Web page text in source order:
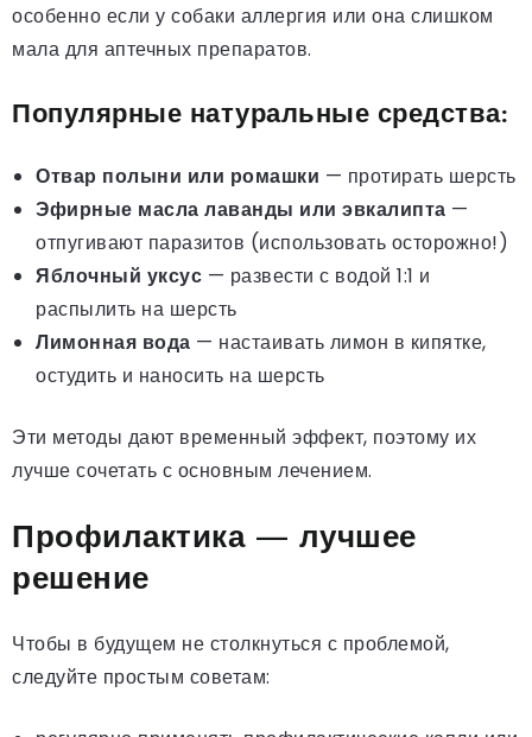
особенно если у собаки аллергия или она слишком
мала для аптечных препаратов.
Популярные натуральные средства:
Отвар полыни или ромашки — протирать шерсть
Эфирные масла лаванды или эвкалипта —
отпугивают паразитов (использовать осторожно!)
Яблочный уксус — развести с водой 1:1 и
распылить на шерсть
Лимонная вода — настаивать лимон в кипятке,
остудить и наносить на шерсть
Эти методы дают временный эффект, поэтому их
лучше сочетать с основным лечением.
Профилактика — лучшее
решение
Чтобы в будущем не столкнуться с проблемой,
следуйте простым советам: